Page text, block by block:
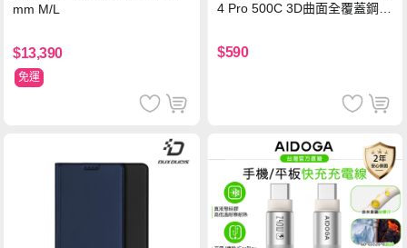
mm M/L
$13,390
免運
4 Pro 500C 3D曲面全覆蓋鋼化
保護貼
$590